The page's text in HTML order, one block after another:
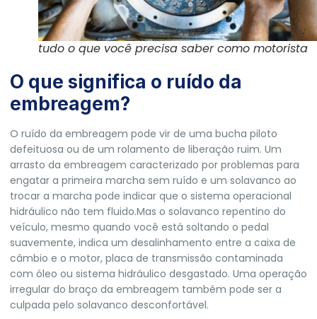
tudo o que você precisa saber como motorista
O que significa o ruído da
embreagem?
O ruído da embreagem pode vir de uma bucha piloto
defeituosa ou de um rolamento de liberação ruim. Um
arrasto da embreagem caracterizado por problemas para
engatar a primeira marcha sem ruído e um solavanco ao
trocar a marcha pode indicar que o sistema operacional
hidráulico não tem fluido.Mas o solavanco repentino do
veículo, mesmo quando você está soltando o pedal
suavemente, indica um desalinhamento entre a caixa de
câmbio e o motor, placa de transmissão contaminada
com óleo ou sistema hidráulico desgastado. Uma operação
irregular do braço da embreagem também pode ser a
culpada pelo solavanco desconfortável.